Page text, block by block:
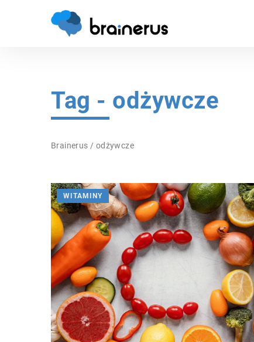
Tag - odżywcze
Brainerus / odżywcze
WITAMINY
WITAMINY